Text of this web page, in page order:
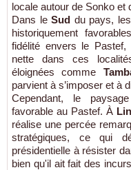
locale autour de Sonko et
Dans le Sud du pays,
historiquement
fidélité envers le
nette dans ces
éloignées comme
parvient à s’imposer et à
Cependant, le
favorable au Pastef. À
réalise une percée
stratégiques, ce qui
présidentielle à résister
bien qu'il ait fait des